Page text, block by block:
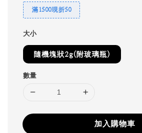
滿1500現折50
大小
隨機塊狀2g(附玻璃瓶)
數量
加入購物車